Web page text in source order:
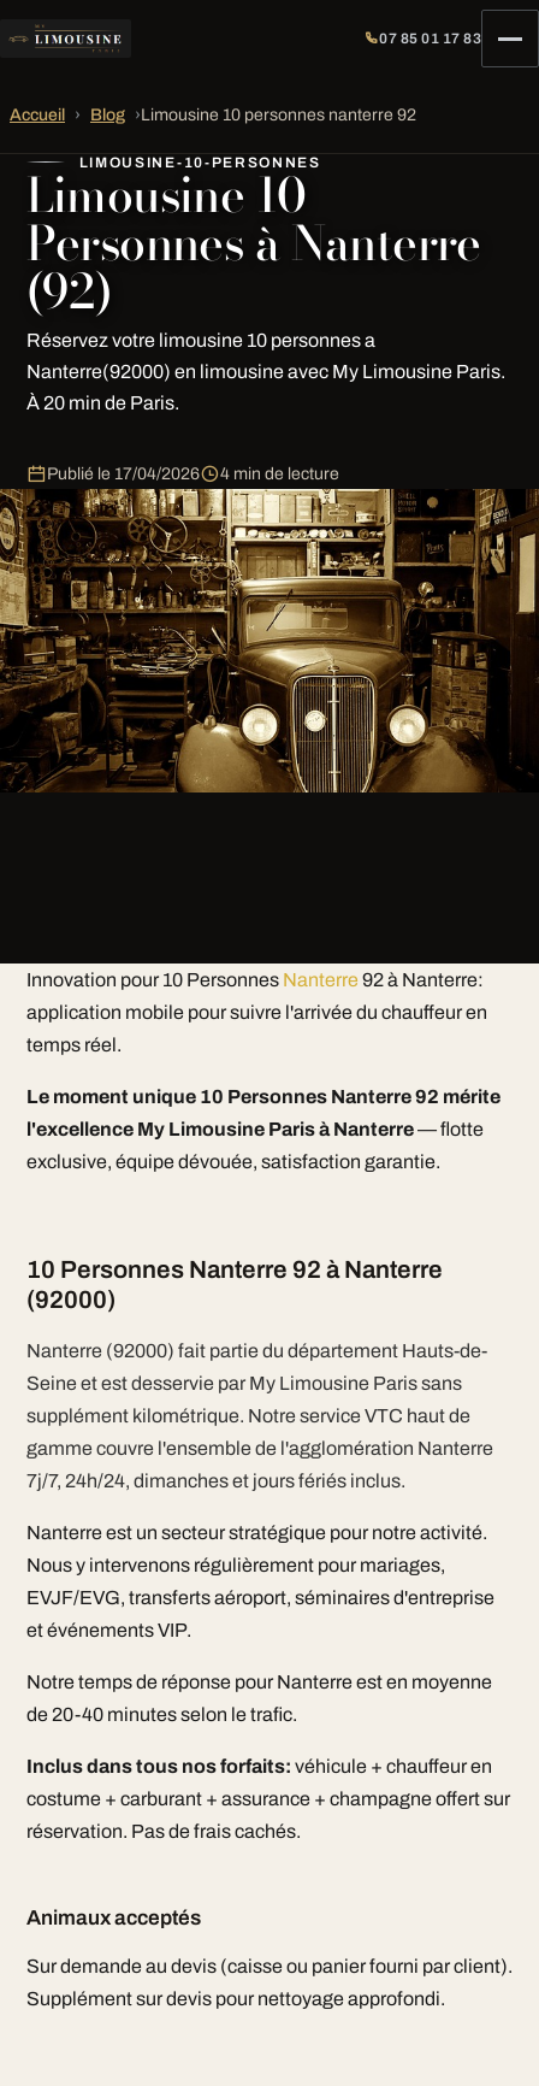
07 85 01 17 83
Accueil › Blog ›Limousine 10 personnes nanterre 92
LIMOUSINE-10-PERSONNES
Limousine 10
Personnes à Nanterre
(92)
Réservez votre limousine 10 personnes a
Nanterre(92000) en limousine avec My Limousine Paris.
À 20 min de Paris.
Publié le 17/04/2026 4 min de lecture
Innovation pour 10 Personnes Nanterre92 à Nanterre:
application mobile pour suivre l'arrivée du chauffeur en
temps réel.
Le moment unique 10 Personnes Nanterre 92 mérite
l'excellence My Limousine Paris à Nanterre— flotte
exclusive, équipe dévouée, satisfaction garantie.
10 Personnes Nanterre 92 à Nanterre
(92000)
Nanterre (92000) fait partie du département Hauts-de-
Seine et est desservie par My Limousine Paris sans
supplément kilométrique. Notre service VTC haut de
gamme couvre l'ensemble de l'agglomération Nanterre
7j/7, 24h/24, dimanches et jours fériés inclus.
Nanterre est un secteur stratégique pour notre activité.
Nous y intervenons régulièrement pour mariages,
EVJF/EVG, transferts aéroport, séminaires d'entreprise
et événements VIP.
Notre temps de réponse pour Nanterre est en moyenne
de 20-40 minutes selon le trafic.
Inclus dans tous nos forfaits: véhicule + chauffeur en
costume + carburant + assurance + champagne offert sur
réservation. Pas de frais cachés.
Animaux acceptés
Sur demande au devis (caisse ou panier fourni par client).
Supplément sur devis pour nettoyage approfondi.